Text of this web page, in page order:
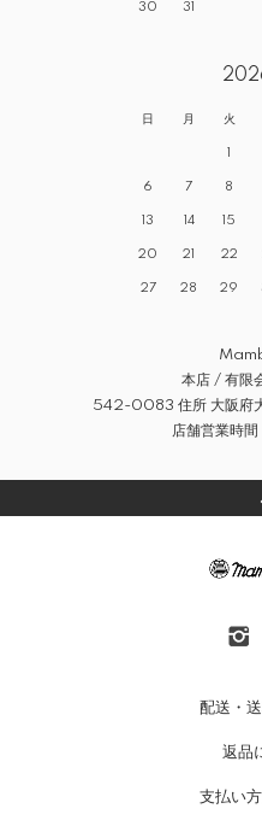
30 31
日 月 火
1
6 7 8
13 14 15
20 21 22
27 28 29
本店 / 有限
542-0083 住所 大阪府
店舗営業時
配送・
返品
支払い